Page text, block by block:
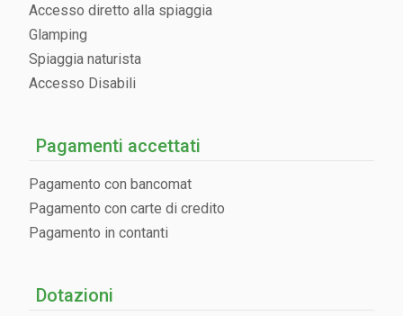
Accesso diretto alla spiaggia
Glamping
Spiaggia naturista
Accesso Disabili
Pagamenti accettati
Pagamento con bancomat
Pagamento con carte di credito
Pagamento in contanti
Dotazioni